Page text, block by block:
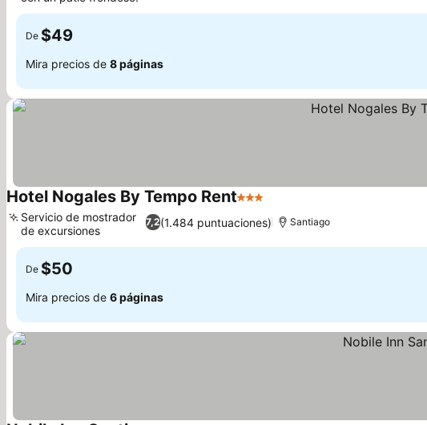
De $49
Mira precios de 8 páginas
Hotel Nogales By Tempo Rent3 Estrellas
7,2(1.484 puntuaciones)
Servicio de mostrador
de excursiones
Santiago
De $50
Mira precios de 6 páginas